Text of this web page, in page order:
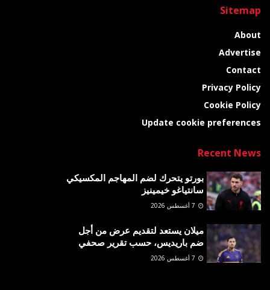
Sitemap
About
Advertise
Contact
Privacy Policy
Cookie Policy
Update cookie preferences
Recent News
بورتو يتحرك لضم المهاجم المكسيكي
سانتياغو خيمينيز
ميلان يستعد لتقديم عرض من أجل
ضم باريديس، حسب تقرير صحفي